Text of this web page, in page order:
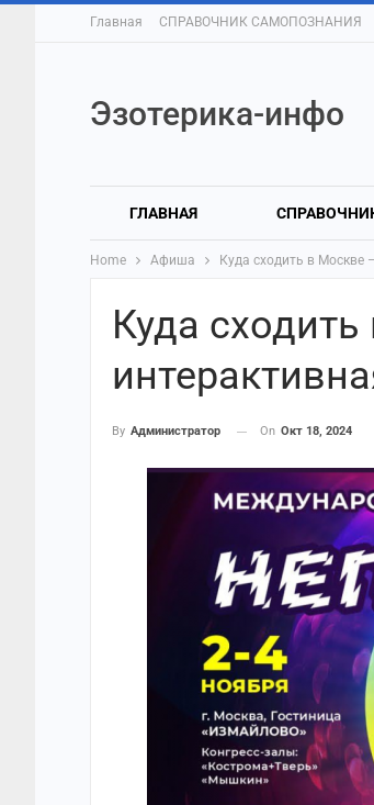
Главная СПРАВОЧНИК САМОПОЗНАНИЯ
Эзотерика-инфо
ГЛАВНАЯ
Home Афиша Куда сходить в Москве
Куда
By Администратор On Окт 18, 2024